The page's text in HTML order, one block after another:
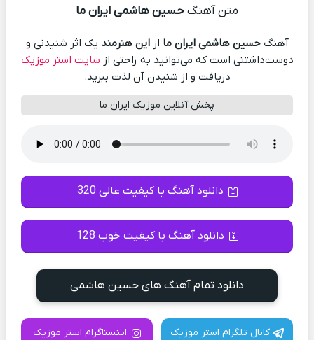
متن آهنگحسین هاشمی ایران ما
آهنگحسین هاشمی ایران ما ازاین هنرمند یک اثر شنیدنی و
دوست‌داشتنی است که می‌توانید به راحتی از سایت استر موزیک
دریافت و از شنیدن آن لذت ببرید.
پخش آنلاین موزیک ایران ما
دانلود آهنگ با کیفیت عالی 320
دانلود آهنگ با کیفیت خوب 128
دانلود تمام آهنگ های حسین هاشمی
کانال تلگرام استر موزیک اینستاگرام استر موزیک